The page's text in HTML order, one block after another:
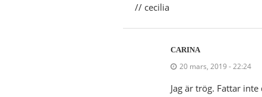
// cecilia
CARINA
20 mars, 2019 - 22:24
Jag är trög. Fattar